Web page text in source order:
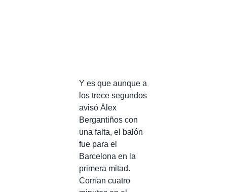
Y es que aunque a
los trece segundos
avisó Álex
Bergantiños con
una falta, el balón
fue para el
Barcelona en la
primera mitad.
Corrían cuatro